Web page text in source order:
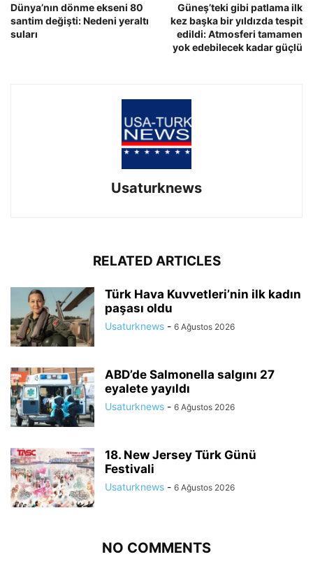
Dünya’nın dönme ekseni 80
santim değişti: Nedeni yeraltı
suları
Güneş’teki gibi patlama ilk
kez başka bir yıldızda tespit
edildi: Atmosferi tamamen
yok edebilecek kadar güçlü
Usaturknews
RELATED ARTICLES
Türk Hava Kuvvetleri’nin ilk kadın
paşası oldu
Usaturknews - 6 Ağustos 2026
ABD’de Salmonella salgını 27
eyalete yayıldı
Usaturknews - 6 Ağustos 2026
18. New Jersey Türk Günü
Festivali
Usaturknews - 6 Ağustos 2026
NO COMMENTS